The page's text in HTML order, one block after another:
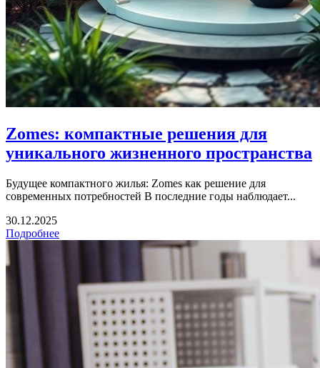
Zomes: компактные решения для
уникального жизненного пространства
Будущее компактного жилья: Zomes как решение для
современных потребностей В последние годы наблюдает...
30.12.2025
Подробнее